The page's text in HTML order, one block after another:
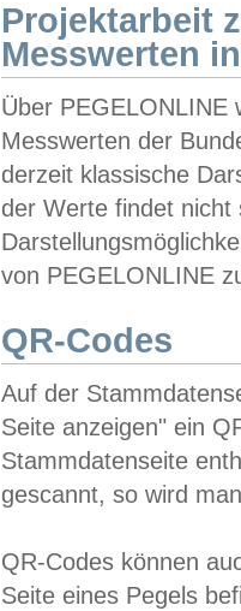
Projektarbeit
Messwerten
Über PEGELONLINE
Messwerten der
derzeit klassische
der Werte findet
von PEGELONLINE
QR-Codes
Auf der
Seite anzeigen" ein
Stammdatenseite
gescannt, so wird
QR-Codes können
Seite eines Pegels